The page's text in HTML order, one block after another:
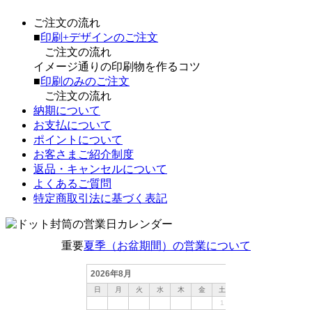
ご注文の流れ
■印刷+デザインのご注文
ご注文の流れ
イメージ通りの印刷物を作るコツ
■印刷のみのご注文
ご注文の流れ
納期について
お支払について
ポイントについて
お客さまご紹介制度
返品・キャンセルについて
よくあるご質問
特定商取引法に基づく表記
重要夏季（お盆期間）の営業について